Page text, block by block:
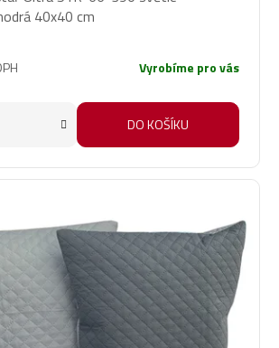
40x40 cm
Vyrobíme pro vás
DO KOŠÍKU